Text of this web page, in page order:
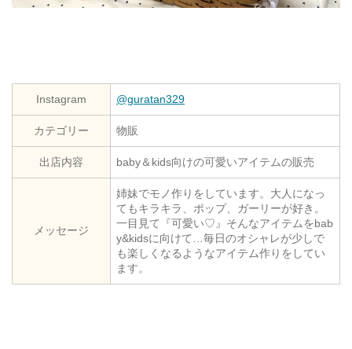
Instagram @guratan329
カテゴリー 物販
出店内容 baby＆kids向けの可愛いアイテムの販売
メッセージ
姉妹でモノ作りをしています。大人になっ
てもキラキラ、ポップ、ガーリーが好き。
一目見て『可愛い♡』そんなアイテムをbab
y&kidsに向けて…毎日のオシャレが少しで
も楽しくなるようなアイテム作りをしてい
ます。